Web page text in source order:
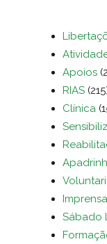
Apoios
RIAS
Clínica
Imprensa
Sábado